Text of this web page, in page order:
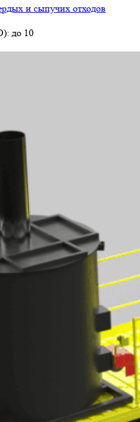
и сыпучих отходов
до 10